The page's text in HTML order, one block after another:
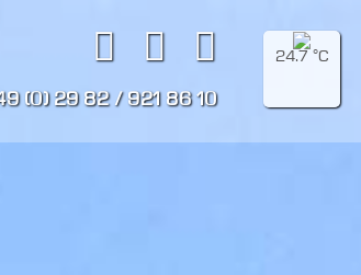
(0) 29 82 / 921 86 10
24.7 °C